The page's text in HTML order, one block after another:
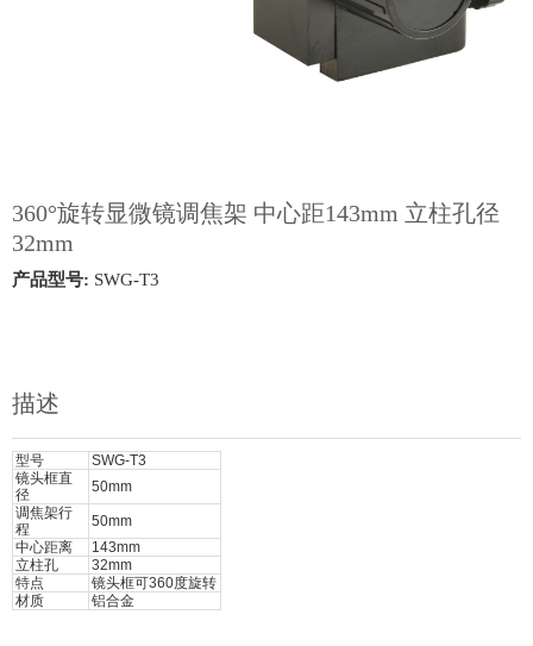
360°旋转显微镜调焦架 中心距143mm 立柱孔径
32mm
产品型号: SWG-T3
描述
型号
SWG-T3
镜头框直
径
50mm
调焦架行
程
50mm
中心距离
143mm
立柱孔
32mm
特点
镜头框可360度旋转
材质
铝合金